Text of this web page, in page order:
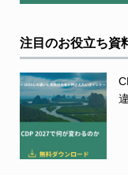
注目のお役立ち資